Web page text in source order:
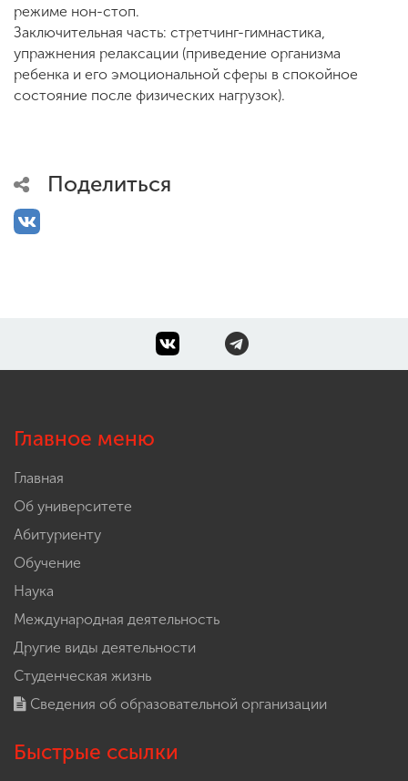
режиме нон-стоп.
Заключительная часть: стретчинг-гимнастика,
упражнения релаксации (приведение организма
ребенка и его эмоциональной сферы в спокойное
состояние после физических нагрузок).
Поделиться
Главное меню
Главная
Об университете
Абитуриенту
Обучение
Наука
Международная деятельность
Другие виды деятельности
Студенческая жизнь
Сведения об образовательной организации
Быстрые ссылки